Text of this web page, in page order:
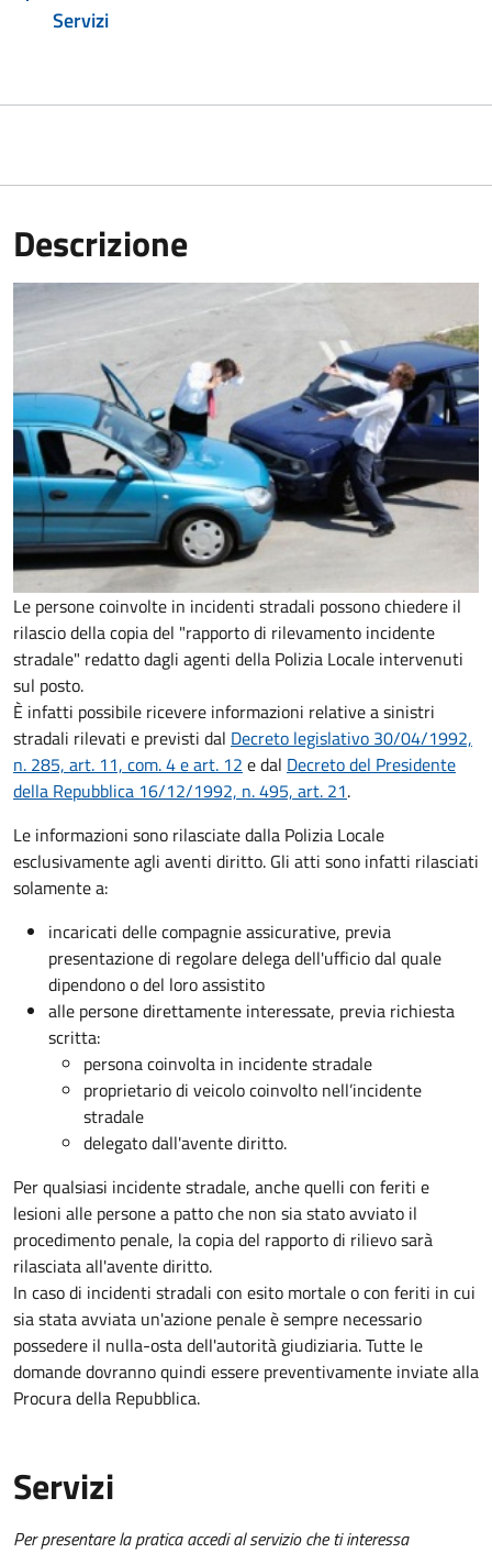
Servizi
Descrizione
Le persone coinvolte in incidenti stradali possono chiedere il
rilascio della copia del "rapporto di rilevamento incidente
stradale" redatto dagli agenti della Polizia Locale intervenuti
sul posto.
È infatti possibile ricevere informazioni relative a sinistri
stradali rilevati e previsti dal Decreto legislativo 30/04/1992,
n. 285, art. 11, com. 4 e art. 12 e dal Decreto del Presidente
della Repubblica 16/12/1992, n. 495, art. 21.
Le informazioni sono rilasciate dalla Polizia Locale
esclusivamente agli aventi diritto. Gli atti sono infatti rilasciati
solamente a:
incaricati delle compagnie assicurative, previa
presentazione di regolare delega dell'ufficio dal quale
dipendono o del loro assistito
alle persone direttamente interessate, previa richiesta
scritta:
persona coinvolta in incidente stradale
proprietario di veicolo coinvolto nell’incidente
stradale
delegato dall'avente diritto.
Per qualsiasi incidente stradale, anche quelli con feriti e
lesioni alle persone a patto che non sia stato avviato il
procedimento penale, la copia del rapporto di rilievo sarà
rilasciata all'avente diritto.
In caso di incidenti stradali con esito mortale o con feriti in cui
sia stata avviata un'azione penaleè sempre necessario
possedere il nulla-osta dell'autorità giudiziaria. Tutte le
domande dovranno quindi essere preventivamente inviate alla
Procura della Repubblica.
Servizi
Per presentare la pratica accedi al servizio che ti interessa